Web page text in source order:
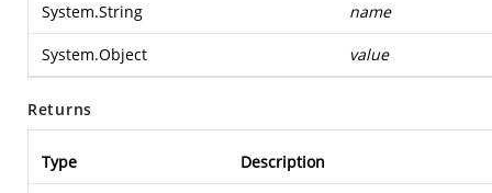
System.String name
System.Object value
Returns
Type Description